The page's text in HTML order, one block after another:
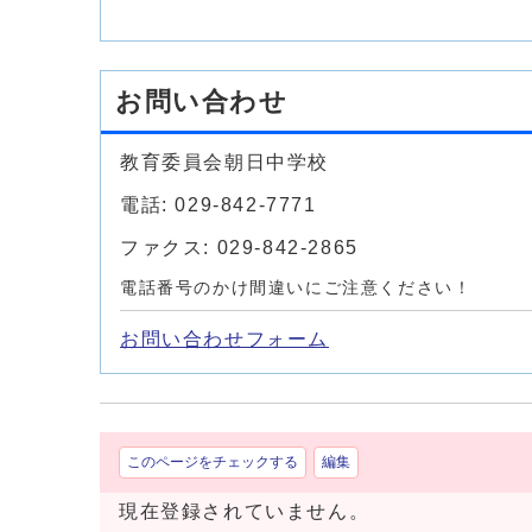
お問い合わせ
教育委員会朝日中学校
電話: 029-842-7771
ファクス: 029-842-2865
電話番号のかけ間違いにご注意ください！
お問い合わせフォーム
このページをチェックする 編集
現在登録されていません。